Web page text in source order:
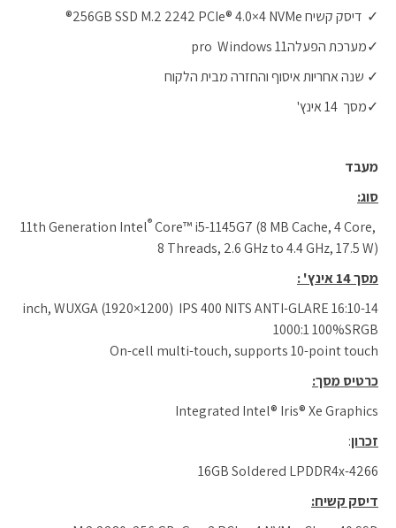
✓ דיסק קשיח 256GB SSD M.2 2242 PCIe® 4.0×4 NVMe®
✓מערכת הפעלהpro Windows 11
✓ שנה אחריות איסוף והחזרה מבית הלקוח
✓מסך 14 אינץ'
מעבד
סוג:
® Core™ i5-1145G7 (8 MB Cache, 4 Core,
8 Threads, 2.6 GHz to 4.4 GHz, 17.5 W)
מסך 14 אינץ'
:
14-inch, WUXGA (1920×1200) IPS 400 NITS ANTI-GLARE 16:10
1000:1 100%SRGB
On-cell multi-touch, supports 10-point touch
כרטיס מסך:
Integrated Intel® Iris® Xe Graphics
זכרון:
16GB Soldered LPDDR4x-4266
דיסק קשיח: